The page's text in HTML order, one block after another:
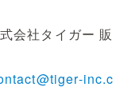
会社タイガー 販
inc.c